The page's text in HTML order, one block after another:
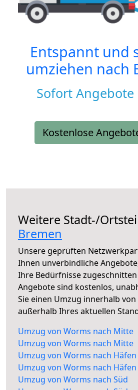
Entspannt und
umziehen nach
Sofort
Kostenlose
Weitere Stadt-/
Bremen
Unsere geprüften
Ihnen unverbindliche
Ihre Bedürfnisse
Angebote sind kostenlos,
Sie einen Umzug innerhalb
außerhalb Ihres aktuellen
Umzug von Worms nach Mitte
Umzug von Worms nach Mitte
Umzug von Worms nach Häfen
Umzug von Worms nach Häfen
Umzug von Worms nach Süd